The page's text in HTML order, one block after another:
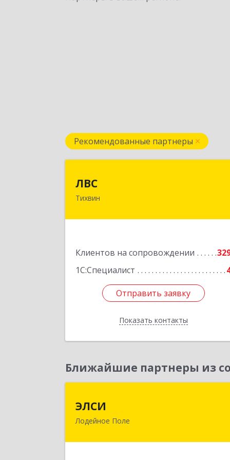
Рекомендованные партнеры
ЛВС
Тихвин
Клиентов на сопровождении
1С:Специалист
Отправить заявку
Показать контакты
Отправить заявку
Назад
Ближайшие партнеры из
ЭЛСИ
Лодейное Поле
187700, Ленинградская обл, Лодейное